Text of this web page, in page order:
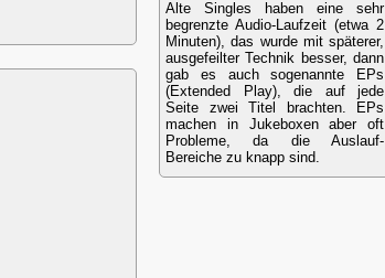
Alte Singles haben eine sehr
begrenzte Audio-Laufzeit (etwa 2
Minuten), das wurde mit späterer,
ausgefeilter Technik besser, dann
gab es auch sogenannte EPs
(Extended Play), die auf jede
Seite zwei Titel brachten. EPs
machen in Jukeboxen aber oft
Probleme, da die Auslauf-
Bereiche zu knapp sind.